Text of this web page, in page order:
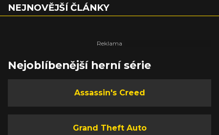
NEJNOVĚJŠÍ ČLÁNKY
Nejoblíbenější herní série
Assassin's Creed
Grand Theft Auto